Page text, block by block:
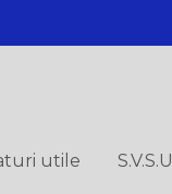
utile S.V.S.U